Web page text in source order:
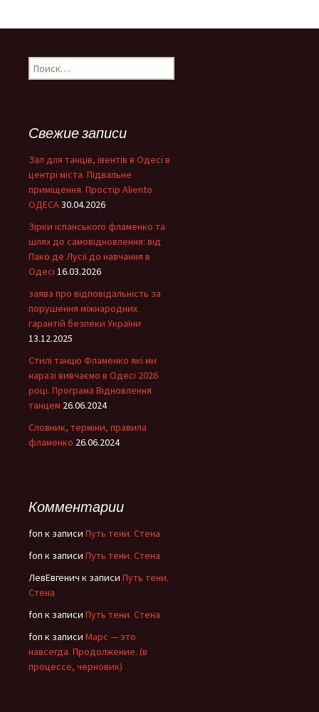
Н
а
:Свежие записи
Зал для танців, івентів в Одесі в
центрі міста. Підвальне
приміщення. Простір Aliento
ОДЕСА 30.04.2026
Зірки іспанського фламенко та
шлях до самовідновлення: від
Пако де Лусії до навчання в
Одесі 16.03.2026
заява про відповідальність за
порушення міжнародних
гарантій безпеки України
13.12.2025
Стилі танцю Фламенко які ми
наразі вивчаємо в Одесі 2026
році. Програма Відновлення
танцем 26.06.2024
Словник, терміни, правила
фламенко 26.06.2024
Комментарии
fon к записи Путь тени. Стена
fon к записи Путь тени. Стена
ЛевЕвгенич к записи Путь тени.
Стена
fon к записи Путь тени. Стена
fon к записи Марс — это
навсегда. Продолжение. (в
процессе, черновик)